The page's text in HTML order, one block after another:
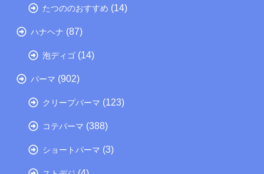
たつののおすすめ (14)
ハナヘナ (87)
泡ディゴ (14)
パーマ (902)
クリープパーマ (123)
コテパーマ (388)
ショートパーマ (3)